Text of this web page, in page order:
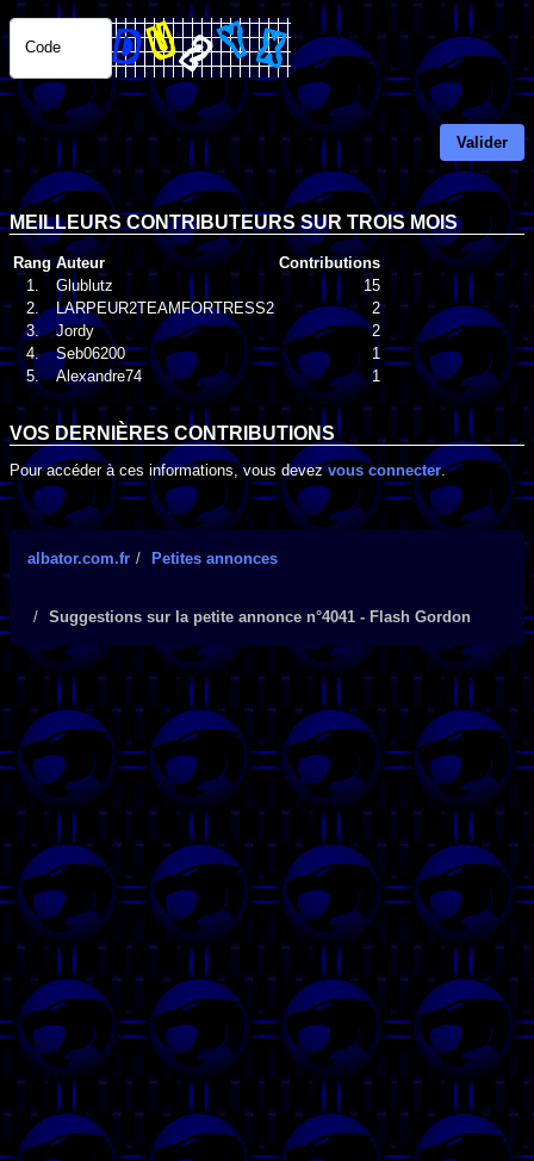
Code
Valider
MEILLEURS CONTRIBUTEURS SUR TROIS MOIS
Rang Auteur
Contributions
1.
Glublutz
15
2.
LARPEUR2TEAMFORTRESS2
2
3.
Jordy
2
4.
Seb06200
1
5.
Alexandre74 1
VOS DERNIÈRES CONTRIBUTIONS
Pour accéder à ces informations, vous devezvous connecter.
albator.com.fr Petites annonces
Suggestions sur la petite annonce n°4041 - Flash Gordon